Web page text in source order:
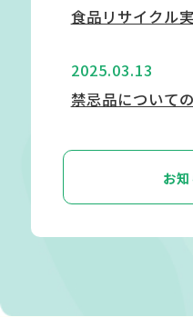
食品リサイクル
2025.03.13
禁忌品について
お